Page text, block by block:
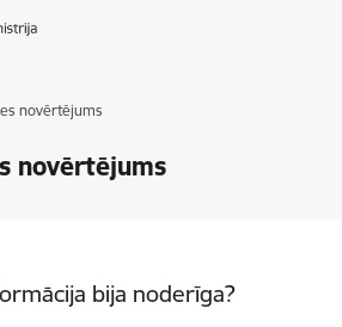
novērtējums
novērtējums
bija noderīga?